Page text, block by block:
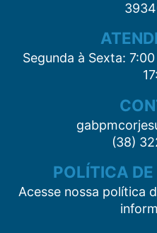
Segunda à Sexta:
(38)
POLÍTICA
Acesse nossa política